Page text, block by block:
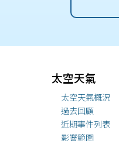
太空天氣
太空天氣概況
過去回顧
近期事件列表
影響範圍